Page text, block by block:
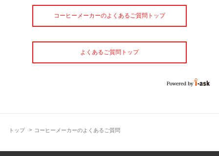
トップ コーヒーメーカーのよくあるご質問
コーヒーメーカーのよくあるご質問トップ
よくあるご質問トップ